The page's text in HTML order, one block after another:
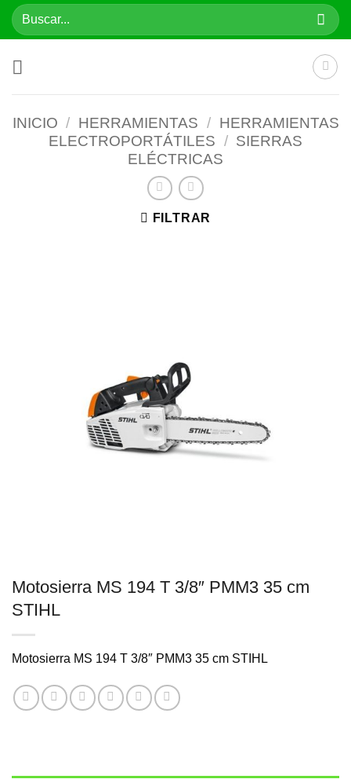
SaltarBuscar
por:
INICIO / HERRAMIENTAS / HERRAMIENTAS
ELECTROPORTÁTILES / SIERRAS
ELÉCTRICAS
FILTRAR
Motosierra MS 194 T 3/8″ PMM3 35 cm
STIHL
Motosierra MS 194 T 3/8″ PMM3 35 cm STIHL